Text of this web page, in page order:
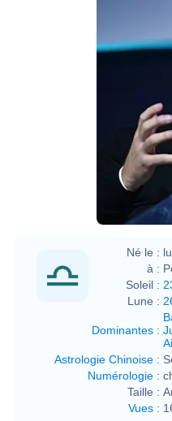
Né le :
à :
Soleil :
Lune :
Dominantes :
Astrologie Chinoise :
Numérologie :
Taille :
Vues :